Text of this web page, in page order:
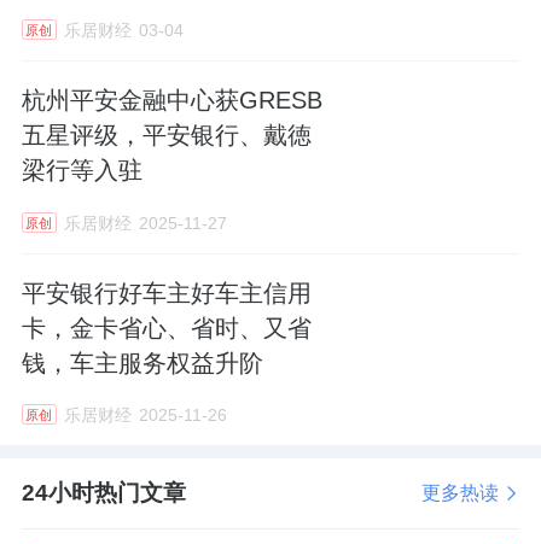
中介，防范个人信息泄露与财产损失。
原创 乐居财经 03-04
杭州平安金融中心获GRESB
五星评级，平安银行、戴徳
梁行等入驻
原创 乐居财经 2025-11-27
平安银行好车主好车主信用
卡，金卡省心、省时、又省
钱，车主服务权益升阶
原创 乐居财经 2025-11-26
24小时热门文章 更多热读